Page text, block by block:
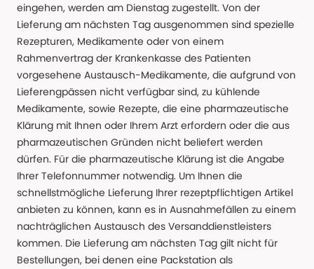
eingehen, werden am Dienstag zugestellt. Von der
Lieferung am nächsten Tag ausgenommen sind spezielle
Rezepturen, Medikamente oder von einem
Rahmenvertrag der Krankenkasse des Patienten
vorgesehene Austausch-Medikamente, die aufgrund von
Lieferengpässen nicht verfügbar sind, zu kühlende
Medikamente, sowie Rezepte, die eine pharmazeutische
Klärung mit Ihnen oder Ihrem Arzt erfordern oder die aus
pharmazeutischen Gründen nicht beliefert werden
dürfen. Für die pharmazeutische Klärung ist die Angabe
Ihrer Telefonnummer notwendig. Um Ihnen die
schnellstmögliche Lieferung Ihrer rezeptpflichtigen Artikel
anbieten zu können, kann es in Ausnahmefällen zu einem
nachträglichen Austausch des Versanddienstleisters
kommen. Die Lieferung am nächsten Tag gilt nicht für
Bestellungen, bei denen eine Packstation als